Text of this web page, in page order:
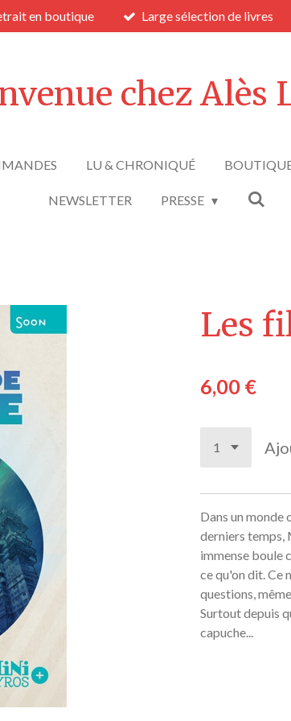
en boutique Large sélection de livres
chez Alès
LU & CHRONIQUÉ
NEWSLETTER PRESSE
Les
6,00 €
Dans un monde
derniers temps,
immense boule
ce qu'on dit. Ce
questions,
Surtout depuis
capuche...